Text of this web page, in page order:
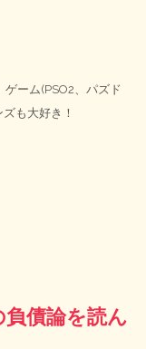
ーム(PSO2、パズド
も大好き！
債論を読ん